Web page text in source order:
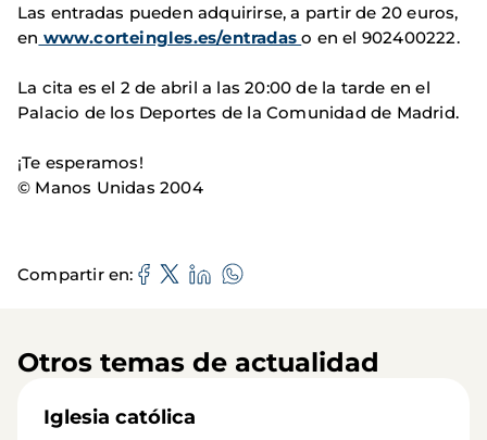
Las entradas pueden adquirirse, a partir de 20 euros,
en www.corteingles.es/entradaso en el 902400222.
La cita es el 2 de abril a las 20:00 de la tarde en el
Palacio de los Deportes de la Comunidad de Madrid.
¡Te esperamos!
© Manos Unidas 2004
Compartir en
Otros temas de actualidad
Iglesia católica